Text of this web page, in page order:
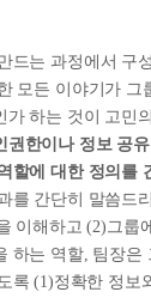
드는 과정에서 구
모든 이야기가 그
가 하는 것이 고민
권한이나 정보 공
할에 대한 정의를
를 간단히 말씀드
이해하고 (2)그룹
하는 역할, 팀장은
록 (1)정확한 정보